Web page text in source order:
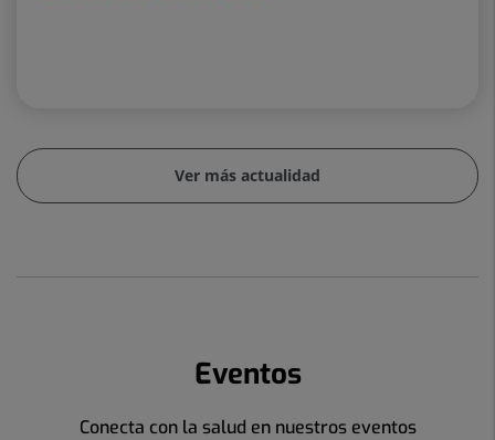
Ver más actualidad
Eventos
Conecta con la salud en nuestros eventos